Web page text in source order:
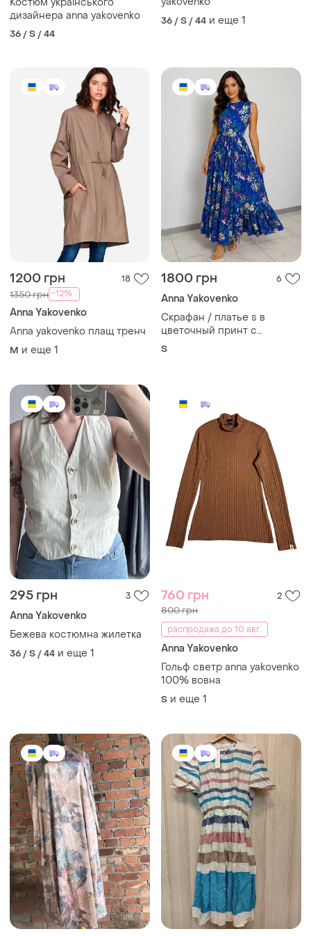
дизайнера anna yakovenko
36 / S / 44
36 / S / 44 и еще 1
1200 грн 18
1350 грн -12%
Anna Yakovenko
Anna yakovenko плащ тренч
M и еще 1
1800 грн 6
Anna Yakovenko
Скрафан / платье s в
цветочный принт с
оборкой от anna yakovenko
S
295 грн 3
Anna Yakovenko
Бежева костюмна жилетка
36 / S / 44 и еще 1
760 грн 2
800 грн
распродажа до 10 авг.
Anna Yakovenko
Гольф светр anna yakovenko
100% вовна
S и еще 1